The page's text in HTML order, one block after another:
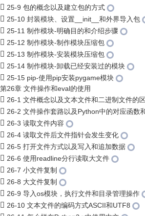
25-9 包的概念以及建立包的方式
25-10 封装模块、设置__init__和外界导入包
25-11 制作模块-明确目的和介绍步骤
25-12 制作模块-制作模块压缩包
25-13 制作模块-安装模块压缩包
25-14 制作模块-卸载已经安装过的模块
25-15 pip-使用pip安装pygame模块
第26章 文件操作和eval的使用
26-1 文件概念以及文本文件和二进制文件的
26-2 文件操作套路以及Python中的对应函数
26-3 读取文件内容
26-4 读取文件后文件指针会发生变化
26-5 打开文件方式以及写入和追加数据
26-6 使用readline分行读取大文件
26-7 小文件复制
26-8 大文件复制
26-9 导入os模块，执行文件和目录管理操作
26-10 文本文件的编码方式ASCII和UTF8